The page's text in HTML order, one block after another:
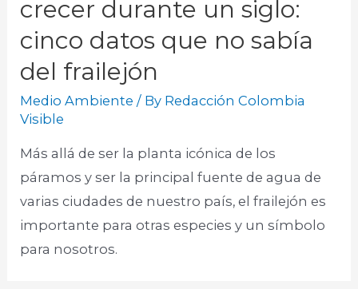
crecer durante un siglo:
cinco datos que no sabía
del frailejón
Medio Ambiente / By Redacción Colombia
Visible
Más allá de ser la planta icónica de los
páramos y ser la principal fuente de agua de
varias ciudades de nuestro país, el frailejón es
importante para otras especies y un símbolo
para nosotros.